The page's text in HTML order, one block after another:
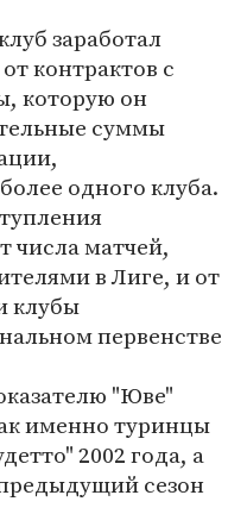
заработал
контрактов с
которую он
суммы
одного клуба.
числа матчей,
в Лиге, и от
клубы
первенстве
"Юве"
именно туринцы
2002 года, а
сезон